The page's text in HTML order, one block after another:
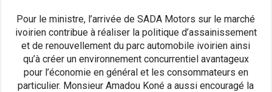
Pour le ministre, l’arrivée de SADA Motors sur le marché
ivoirien contribue à réaliser la politique d’assainissement
et de renouvellement du parc automobile ivoirien ainsi
qu’à créer un environnement concurrentiel avantageux
pour l’économie en général et les consommateurs en
particulier. Monsieur Amadou Koné a aussi encouragé la